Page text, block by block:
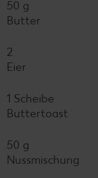
50 g
Butter
2
Eier
1 Scheibe
Buttertoast
50 g
Nussmischung